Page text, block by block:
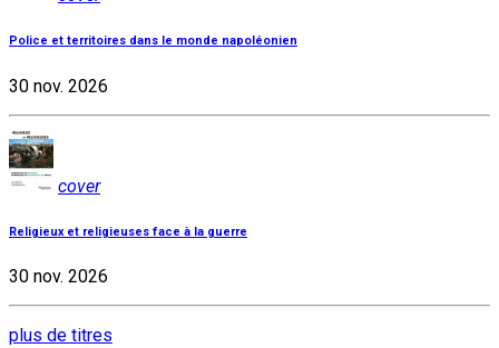
Police et territoires dans le monde napoléonien
30 nov. 2026
cover
Religieux et religieuses face à la guerre
30 nov. 2026
plus de titres